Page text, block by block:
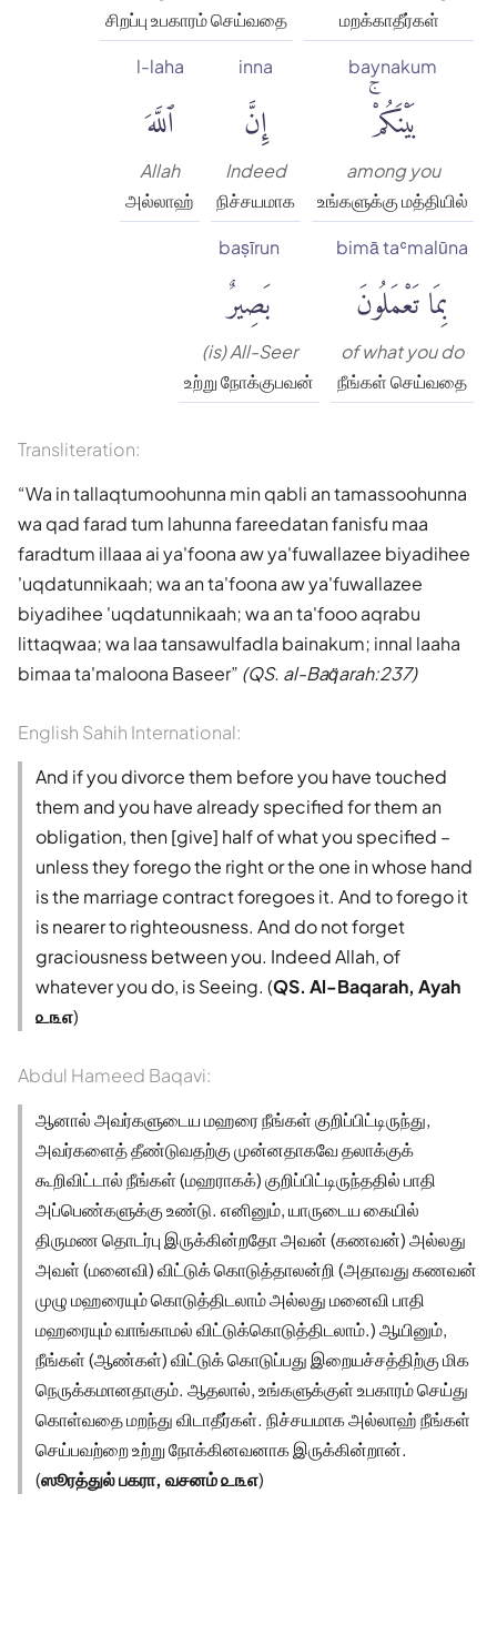
மறக்காதீர்கள்
சிறப்பு உபகாரம் செய்வதை
baynakum
بَيْنَكُمْۚ
among you
உங்களுக்கு மத்தியில்
inna
إِنَّ
Indeed
நிச்சயமாக
l-laha
ٱللَّهَ
Allah
அல்லாஹ்
bimā taʿmalūna
بِمَا تَعْمَلُونَ
of what you do
நீங்கள் செய்வதை
baṣīrun
بَصِيرٌ
(is) All-Seer
உற்று நோக்குபவன்
Transliteration:
Wa in tallaqtumoohunna min qabli an tamassoohunna
wa qad farad tum lahunna fareedatan fanisfu maa
faradtum illaaa ai ya'foona aw ya'fuwallazee biyadihee
'uqdatunnikaah; wa an ta'foona aw ya'fuwallazee
biyadihee 'uqdatunnikaah; wa an ta'fooo aqrabu
littaqwaa; wa laa tansawulfadla bainakum; innal laaha
bimaa ta'maloona Baseer (QS. al-Baq̈arah:237)
English Sahih International:
And if you divorce them before you have touched
them and you have already specified for them an
obligation, then [give] half of what you specified –
unless they forego the right or the one in whose hand
is the marriage contract foregoes it. And to forego it
is nearer to righteousness. And do not forget
graciousness between you. Indeed Allah, of
whatever you do, is Seeing. (QS. Al-Baqarah, Ayah
௨௩௭)
Abdul Hameed Baqavi:
ஆனால் அவர்களுடைய மஹரை நீங்கள் குறிப்பிட்டிருந்து,
அவர்களைத் தீண்டுவதற்கு முன்னதாகவே தலாக்குக்
கூறிவிட்டால் நீங்கள் (மஹராகக்) குறிப்பிட்டிருந்ததில் பாதி
அப்பெண்களுக்கு உண்டு. எனினும், யாருடைய கையில்
திருமண தொடர்பு இருக்கின்றதோ அவன் (கணவன்) அல்லது
அவள் (மனைவி) விட்டுக் கொடுத்தாலன்றி (அதாவது கணவன்
முழு மஹரையும் கொடுத்திடலாம் அல்லது மனைவி பாதி
மஹரையும் வாங்காமல் விட்டுக்கொடுத்திடலாம்.) ஆயினும்,
நீங்கள் (ஆண்கள்) விட்டுக் கொடுப்பது இறையச்சத்திற்கு மிக
நெருக்கமானதாகும். ஆதலால், உங்களுக்குள் உபகாரம் செய்து
கொள்வதை மறந்து விடாதீர்கள். நிச்சயமாக அல்லாஹ் நீங்கள்
செய்பவற்றை உற்று நோக்கினவனாக இருக்கின்றான்.
(ஸூரத்துல் பகரா, வசனம் ௨௩௭)